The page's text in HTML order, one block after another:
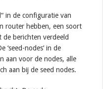
in de configuratie van
router hebben, een soort
de berichten verdeeld
‘seed-nodes’ in de
aan voor de nodes, alle
aan bij de seed nodes.